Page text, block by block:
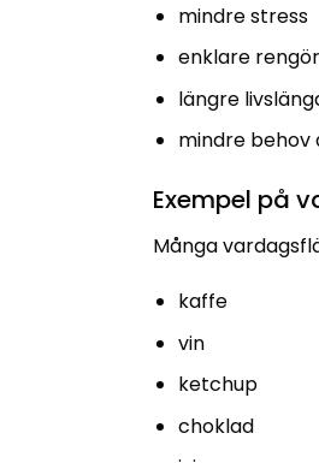
mindre stress
enklare
längre
mindre behov
Exempel på
Många
kaffe
vin
ketchup
choklad